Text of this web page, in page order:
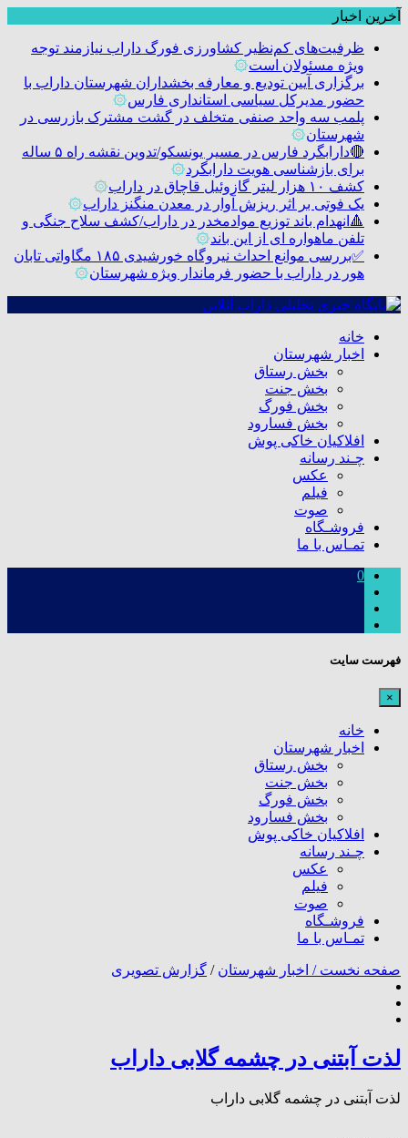
آخرین اخبار
ظرفیت‌های کم‌نظیر کشاورزی فورگ داراب نیازمند توجه
ویژه مسئولان است۞
برگزاری آیین تودیع و معارفه بخشداران شهرستان داراب با
حضور مدیرکل سیاسی استانداری فارس۞
پلمب سه واحد صنفی متخلف در گشت مشترک بازرسی در
شهرستان۞
🔴دارابگرد فارس در مسیر یونسکو/تدوین نقشه راه ۵ ساله
برای بازشناسی هویت دارابگرد۞
کشف ۱۰ هزار لیتر گازوئیل قاچاق در داراب
۞
یک فوتی بر اثر ریزش آوار در معدن منگنز داراب۞
🔺انهدام باند توزیع موادمخدر در داراب/کشف سلاح جنگی و
تلفن ماهواره ای از این باند۞
✅بررسی موانع احداث نیروگاه خورشیدی ۱۸۵ مگاواتی تابان
هور در داراب با حضور فرماندار ویژه شهرستان۞
خانه
اخبار شهرستان
بخش رستاق
بخش جنت
بخش فورگ
بخش فسارود
افلاکیان خاکی پوش
چـند رسانه
عکس
فیلم
صوت
فروشـگاه
تمـاس با ما
0
فهرست سایت
×
خانه
اخبار شهرستان
بخش رستاق
بخش جنت
بخش فورگ
بخش فسارود
افلاکیان خاکی پوش
چـند رسانه
عکس
فیلم
صوت
فروشـگاه
تمـاس با ما
صفحه نخست / اخبار شهرستان / گزارش تصویری
لذت آبتنی در چشمه گلابی داراب
لذت آبتنی در چشمه گلابی داراب